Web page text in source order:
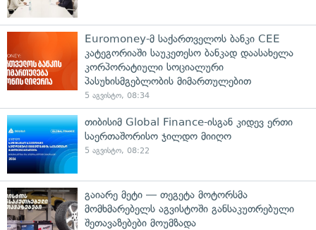
Euromoney-მ საქართველოს ბანკი CEE
კატეგორიაში საუკეთესო ბანკად დაასახელა
კორპორატიული სოციალური
პასუხისმგებლობის მიმართულებით
5 აგვისტო, 08:34
თიბისიმ Global Finance-ისგან კიდევ ერთი
საერთაშორისო ჯილდო მიიღო
5 აგვისტო, 08:22
გაიარე მეტი — თეგეტა მოტორსმა
მომხმარებელს აგვისტოში განსაკუთრებული
შეთავაზებები მოუმზადა